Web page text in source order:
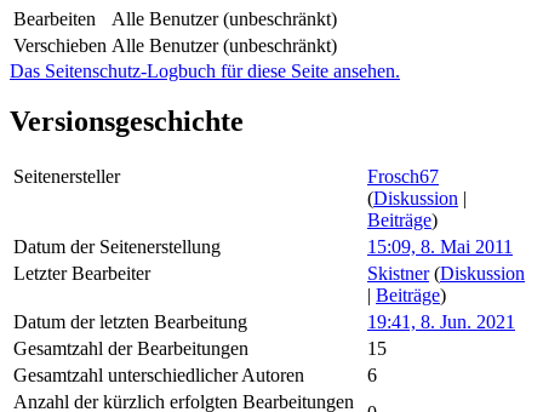
Bearbeiten
Alle Benutzer (unbeschränkt)
Verschieben Alle Benutzer (unbeschränkt)
Das Seitenschutz-Logbuch für diese Seite ansehen.
Versionsgeschichte
Seitenersteller
Frosch67
(Diskussion |
Beiträge)
Datum der Seitenerstellung
15:09, 8. Mai 2011
Letzter Bearbeiter
Skistner (Diskussion
| Beiträge)
Datum der letzten Bearbeitung
19:41, 8. Jun. 2021
Gesamtzahl der Bearbeitungen
15
Gesamtzahl unterschiedlicher Autoren
6
Anzahl der kürzlich erfolgten Bearbeitungen